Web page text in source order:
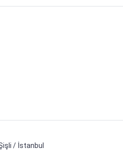
AŞ. 'nin ilk sağlık hizmetleri
/ İstanbul